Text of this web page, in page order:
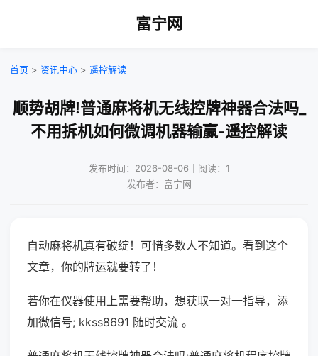
富宁网
首页 > 资讯中心 > 遥控解读
顺势胡牌!普通麻将机无线控牌神器合法吗_
不用拆机如何微调机器输赢-遥控解读
发布时间：2026-08-06｜阅读：1
发布者：富宁网
自动麻将机真有破绽！可惜多数人不知道。看到这个
文章，你的牌运就要转了！
若你在仪器使用上需要帮助，想获取一对一指导，添
加微信号; kkss8691 随时交流 。